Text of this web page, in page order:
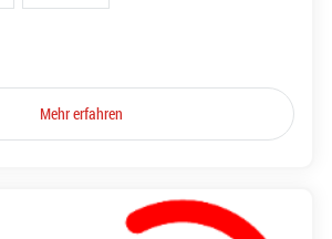
Mehr erfahren